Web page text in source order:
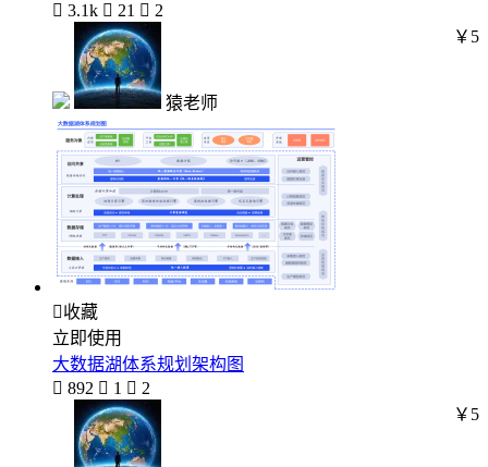
 3.1k  21  2
猿老师
￥5
收藏
立即使用
大数据湖体系规划架构图
 892  1  2
￥5